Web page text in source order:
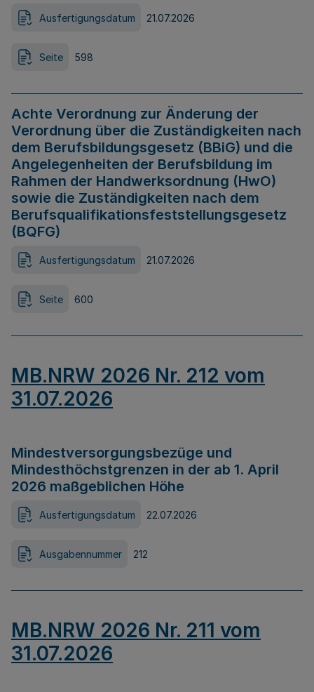
Ausfertigungsdatum 21.07.2026
Seite 598
Achte Verordnung zur Änderung der
Verordnung über die Zuständigkeiten nach
dem Berufsbildungsgesetz (BBiG) und die
Angelegenheiten der Berufsbildung im
Rahmen der Handwerksordnung (HwO)
sowie die Zuständigkeiten nach dem
Berufsqualifikationsfeststellungsgesetz
(BQFG)
Ausfertigungsdatum 21.07.2026
Seite 600
MB.NRW 2026 Nr. 212 vom
31.07.2026
Mindestversorgungsbezüge und
Mindesthöchstgrenzen in der ab 1. April
2026 maßgeblichen Höhe
Ausfertigungsdatum 22.07.2026
Ausgabennummer 212
MB.NRW 2026 Nr. 211 vom
31.07.2026